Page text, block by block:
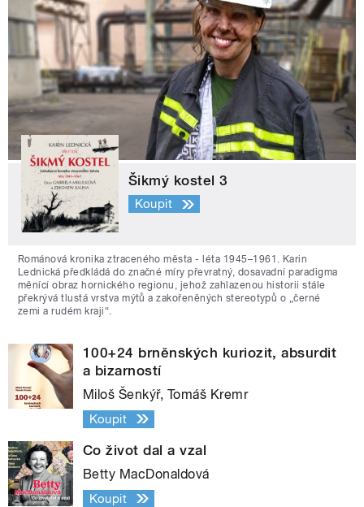
Šikmý kostel 3
Koupit
Románová kronika ztraceného města - léta 1945–1961. Karin
Lednická předkládá do značné míry převratný, dosavadní paradigma
měnící obraz hornického regionu, jehož zahlazenou historii stále
překrývá tlustá vrstva mýtů a zakořeněných stereotypů o „černé
zemi a rudém kraji“.
100+24 brněnských kuriozit, absurdit
a bizarností
Miloš Šenkýř, Tomáš Kremr
Koupit
Co život dal a vzal
Betty MacDonaldová
Koupit